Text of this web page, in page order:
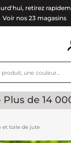
retirez
Voir nos 23 magasins
- Plus de 14
et toile de jute